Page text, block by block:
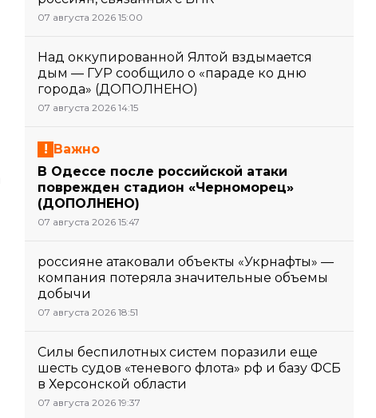
07 августа 2026 15:00
Над оккупированной Ялтой вздымается
дым — ГУР сообщило о «параде ко дню
города» (ДОПОЛНЕНО)
07 августа 2026 14:15
Важно
В Одессе после российской атаки
поврежден стадион «Черноморец»
(ДОПОЛНЕНО)
07 августа 2026 15:47
россияне атаковали объекты «Укрнафты» —
компания потеряла значительные объемы
добычи
07 августа 2026 18:51
Силы беспилотных систем поразили еще
шесть судов «теневого флота» рф и базу ФСБ
в Херсонской области
07 августа 2026 19:37